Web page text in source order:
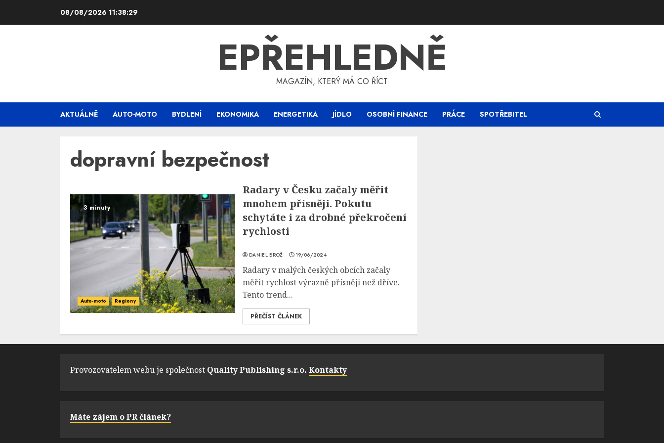
08/08/2026 11:38:29
EPŘEHLEDNĚ
MAGAZÍN, KTERÝ MÁ CO ŘÍCT
AKTUÁLNĚ AUTO-MOTO BYDLENÍ EKONOMIKA ENERGETIKA JÍDLO OSOBNÍ FINANCE PRÁCE SPOTŘEBITEL
dopravní bezpečnost
3 minuty
Auto-moto Regiony
Radary v Česku začaly měřit
mnohem přísněji. Pokutu
schytáte i za drobné překročení
rychlosti
DANIEL BROŽ 19/06/2024
Radary v malých českých obcích začaly
měřit rychlost výrazně přísněji než dříve.
Tento trend...
PŘEČÍST ČLÁNEK
Provozovatelem webu je společnost Quality Publishing s.r.o. Kontakty
Máte zájem o PR článek?